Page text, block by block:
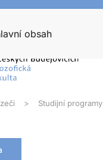
obsah
Studijní programy